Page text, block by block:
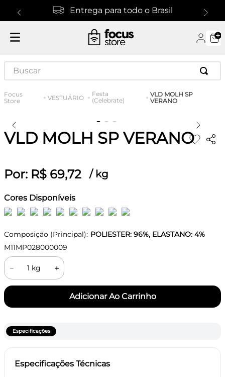
Entrega para todo o Brasil
Buscar
VESTUÁRIO
Festa
(Celebrate)
VLD MOLH SP
VERANO
VLD MOLH SP VERANO
Por: R$ 69,72 / kg
Cores Disponíveis
Composição (Principal): POLIESTER: 96%, ELASTANO: 4%
M11MP028000009
＋
－
Especificações
Especificações Técnicas